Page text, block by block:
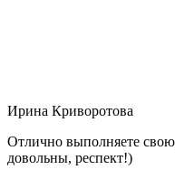
Ирина Криворотова
Отлично выполняете свою
довольны, респект!)